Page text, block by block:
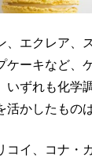
、エクレア、
ケーキなど、
いずれも化学
かしたもの
コイ、コナ・